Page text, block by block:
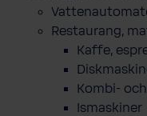
Restaurang,
Kaffe,
Kombi-
Ismaskiner